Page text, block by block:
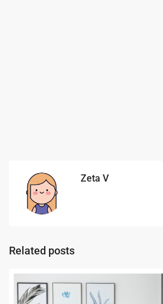
Zeta V
Related posts